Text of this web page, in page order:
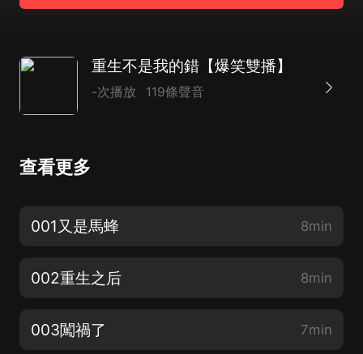
重生不是我的錯【爆笑雙播】
-次播放 119條聲音
查看更多
001又是馬蜂 8min
002重生之后 8min
003闖禍了 7min